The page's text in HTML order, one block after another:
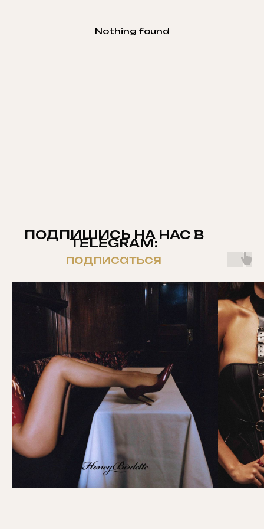
Nothing found
ПОДПИШИСЬ НА НАС В
TELEGRAM:
подписаться